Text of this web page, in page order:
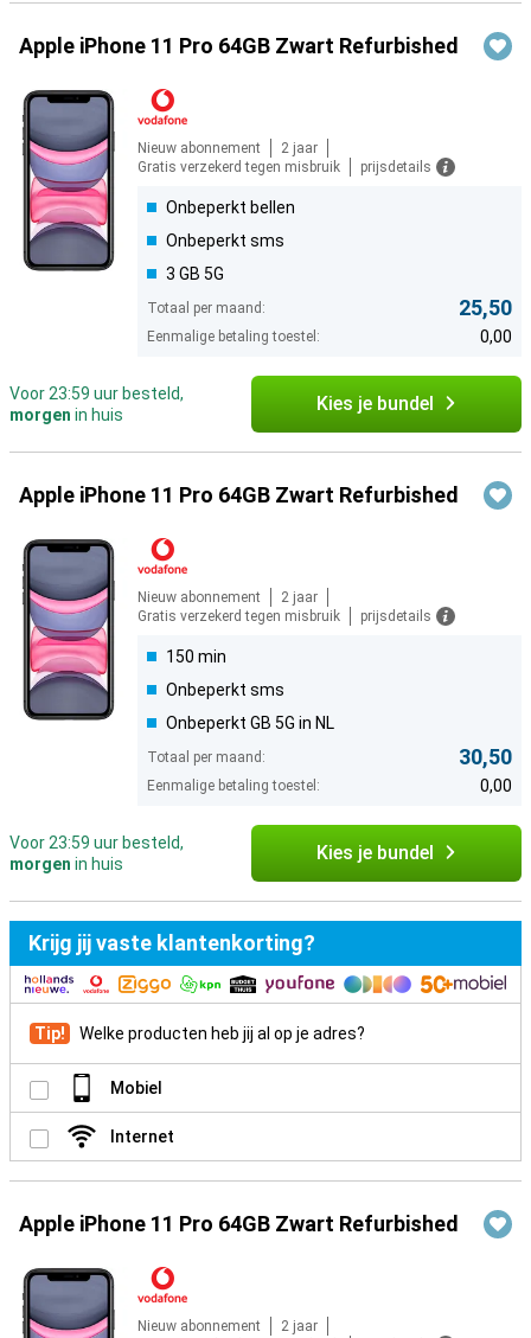
Apple iPhone 11 Pro 64GB Zwart Refurbished
Nieuw abonnement
2 jaar
Gratis verzekerd tegen misbruik
prijsdetails
Onbeperkt bellen
Onbeperkt sms
3 GB 5G
Totaal per maand: 25,50
Eenmalige betaling toestel: 0,00
Voor 23:59 uur besteld,
morgen in huis Kies je bundel
Apple iPhone 11 Pro 64GB Zwart Refurbished
Nieuw abonnement
2 jaar
Gratis verzekerd tegen misbruik
prijsdetails
150 min
Onbeperkt sms
Onbeperkt GB 5G in NL
Totaal per maand: 30,50
Eenmalige betaling toestel: 0,00
Voor 23:59 uur besteld,
morgen in huis Kies je bundel
Krijg jij vaste klantenkorting?
Tip! Welke producten heb jij al op je adres?
Mobiel
Internet
Apple iPhone 11 Pro 64GB Zwart Refurbished
Nieuw abonnement
2 jaar